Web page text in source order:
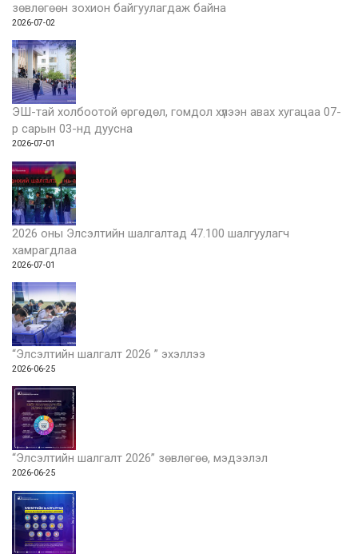
зөвлөгөөн зохион байгуулагдаж байна
2026-07-02
ЭШ-тай холбоотой өргөдөл, гомдол хүлээн авах хугацаа 07-
р сарын 03-нд дуусна
2026-07-01
2026 оны Элсэлтийн шалгалтад 47.100 шалгуулагч
хамрагдлаа
2026-07-01
“Элсэлтийн шалгалт 2026 ” эхэллээ
2026-06-25
“Элсэлтийн шалгалт 2026” зөвлөгөө, мэдээлэл
2026-06-25